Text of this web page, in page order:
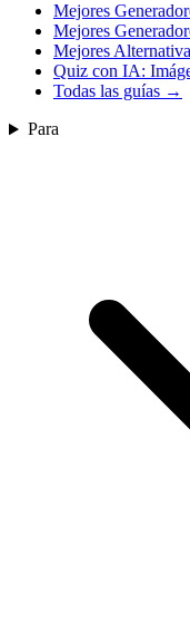
Mejores
Mejores
Mejores
Quiz con IA:
Todas las guías →
Para